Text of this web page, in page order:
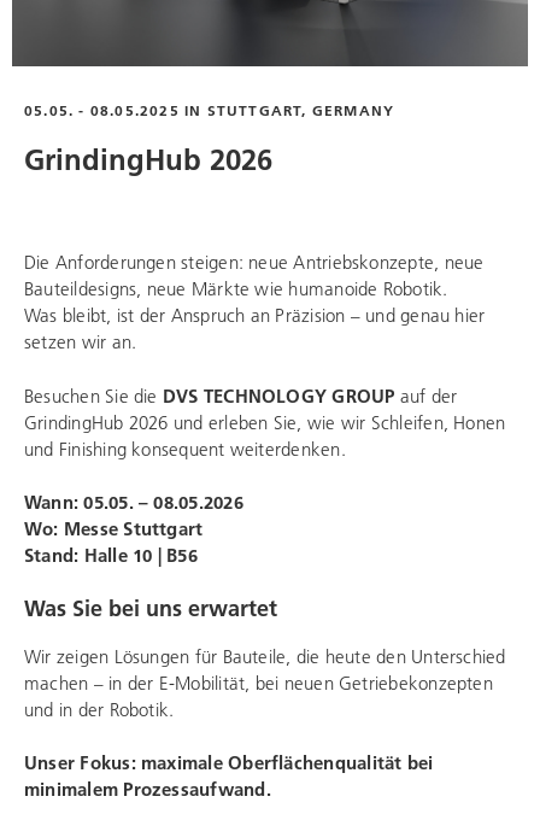
05.05. - 08.05.2025 IN STUTTGART, GERMANY
GrindingHub 2026
Die Anforderungen steigen: neue Antriebskonzepte, neue
Bauteildesigns, neue Märkte wie humanoide Robotik.
Was bleibt, ist der Anspruch an Präzision – und genau hier
setzen wir an.
Besuchen Sie die DVS TECHNOLOGY GROUP auf der
GrindingHub 2026 und erleben Sie, wie wir Schleifen, Honen
und Finishing konsequent weiterdenken.
Wann: 05.05. – 08.05.2026
Wo: Messe Stuttgart
Stand: Halle 10 | B56
Was Sie bei uns erwartet
Wir zeigen Lösungen für Bauteile, die heute den Unterschied
machen – in der E-Mobilität, bei neuen Getriebekonzepten
und in der Robotik.
Unser Fokus: maximale Oberflächenqualität bei
minimalem Prozessaufwand.